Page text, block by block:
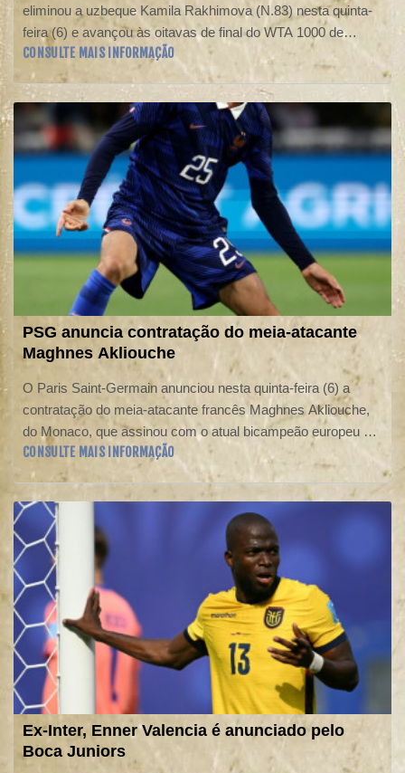
eliminou a uzbeque Kamila Rakhimova (N.83) nesta quinta-
feira (6) e avançou às oitavas de final do WTA 1000 de
Toronto.
CONSULTE MAIS INFORMAÇÃO
PSG anuncia contratação do meia-atacante
Maghnes Akliouche
O Paris Saint-Germain anunciou nesta quinta-feira (6) a
contratação do meia-atacante francês Maghnes Akliouche,
do Monaco, que assinou com o atual bicampeão europeu até
2031.
CONSULTE MAIS INFORMAÇÃO
Ex-Inter, Enner Valencia é anunciado pelo
Boca Juniors